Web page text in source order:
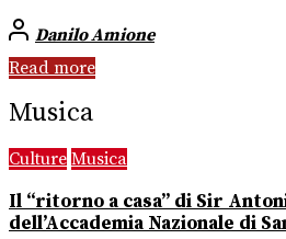
Danilo Amione
Read more
Musica
Culture Musica
Il “ritorno a casa” di Sir
dell’Accademia Nazionale di